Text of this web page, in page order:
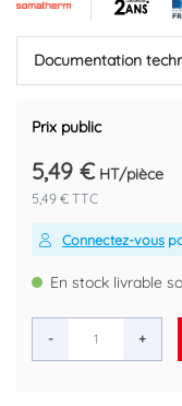
l'efficacité de la
impuretés.
Fabriquée en France.
Code EAN :
Documentation
Prix public
5,49 € HT/pièce
5,49 € TTC
Connectez-vous
En stock livrable
- +